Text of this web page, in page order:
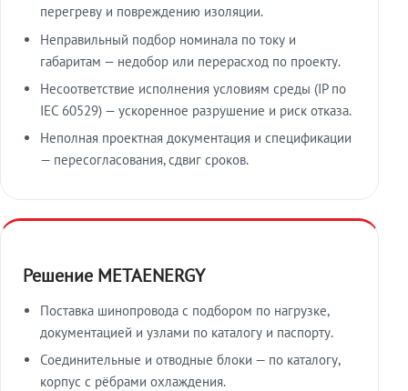
перегреву и повреждению изоляции.
Неправильный подбор номинала по току и
габаритам — недобор или перерасход по проекту.
Несоответствие исполнения условиям среды (IP по
IEC 60529) — ускоренное разрушение и риск отказа.
Неполная проектная документация и спецификации
— пересогласования, сдвиг сроков.
Решение METAENERGY
Поставка шинопровода с подбором по нагрузке,
документацией и узлами по каталогу и паспорту.
Соединительные и отводные блоки — по каталогу,
корпус с рёбрами охлаждения.